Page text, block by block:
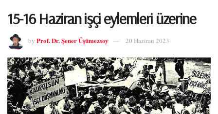
15-16 Haziran işçi eylemleri üzerine
by Prof. Dr. Şener Üşümezsoy 20 Haziran 2023